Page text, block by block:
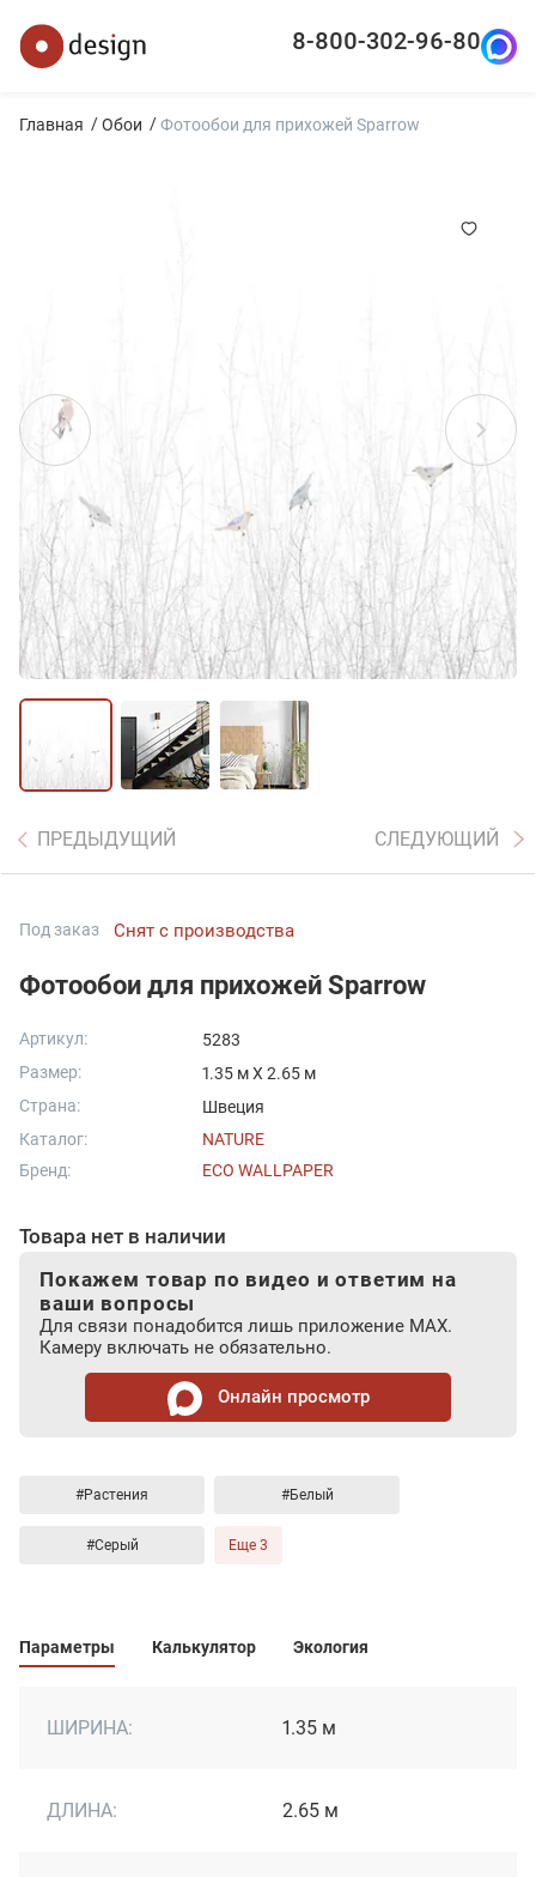
8-800-302-96-80
Главная Обои Фотообои для прихожей Sparrow
ПРЕДЫДУЩИЙ СЛЕДУЮЩИЙ
Под заказ Снят с производства
Фотообои для прихожей Sparrow
Артикул:
5283
Размер:
1.35 м X 2.65 м
Страна:
Швеция
Каталог:
NATURE
Бренд:
ECO WALLPAPER
Товара нет в наличии
Покажем товар по видео и ответим на
ваши вопросы
Для связи понадобится лишь приложение MAX.
Камеру включать не обязательно.
Онлайн просмотр
#Растения #Белый
#Серый Еще 3
Параметры Калькулятор Экология
ШИРИНА: 1.35 м
ДЛИНА: 2.65 м